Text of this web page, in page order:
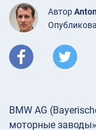
Автор
BMW AG
моторные